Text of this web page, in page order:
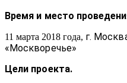
Время и место
11 марта 2018 года, г.
«Москворечье»
Цели проекта.